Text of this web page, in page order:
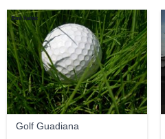
Golf Guadiana
Emi Yañez